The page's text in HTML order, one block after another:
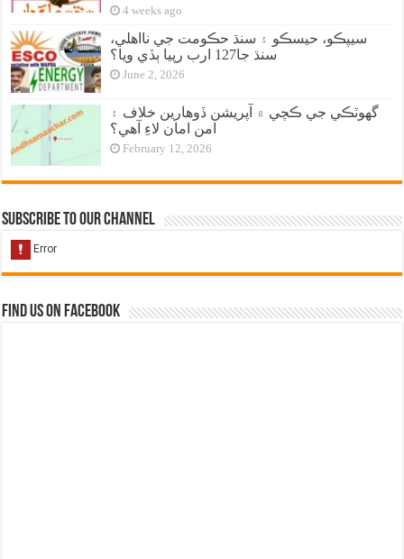
4 weeks ago
سيپڪو، حيسڪو ۽ سنڌ حڪومت جي نااهلي،
سنڌ جا127 ارب رپيا ٻڏي ويا؟
June 2, 2026
گهوٽڪي جي ڪچي ۾ آپريشن ڏوهارين خلاف ۽
امن امان لاءِ آهي؟
February 12, 2026
Subscribe to our Channel
Find us on Facebook